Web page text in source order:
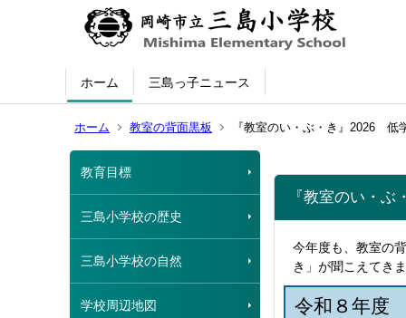
ホーム 三島っ子ニュース
ホーム 教室の背面黒板 『教室のい・ぶ・き』2026 低
教育目標
三島小学校の歴史
三島小学校の自然
学校周辺地図
『教室のい・
今年度も、教室の
き」が聞こえてき
令和８年度